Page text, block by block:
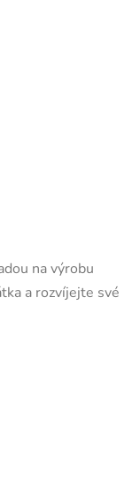
na výrobu
a rozvíjejte své